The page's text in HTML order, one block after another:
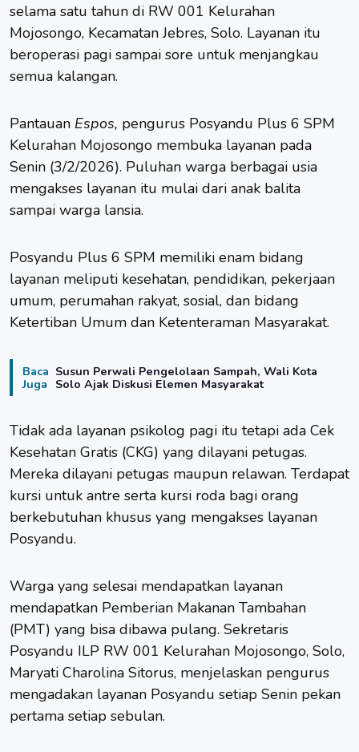
selama satu tahun di RW 001 Kelurahan
Mojosongo, Kecamatan Jebres, Solo. Layanan itu
beroperasi pagi sampai sore untuk menjangkau
semua kalangan.
Pantauan Espos, pengurus Posyandu Plus 6 SPM
Kelurahan Mojosongo membuka layanan pada
Senin (3/2/2026). Puluhan warga berbagai usia
mengakses layanan itu mulai dari anak balita
sampai warga lansia.
Posyandu Plus 6 SPM memiliki enam bidang
layanan meliputi kesehatan, pendidikan, pekerjaan
umum, perumahan rakyat, sosial, dan bidang
Ketertiban Umum dan Ketenteraman Masyarakat.
Baca
Juga
Susun Perwali Pengelolaan Sampah, Wali Kota
Solo Ajak Diskusi Elemen Masyarakat
Tidak ada layanan psikolog pagi itu tetapi ada Cek
Kesehatan Gratis (CKG) yang dilayani petugas.
Mereka dilayani petugas maupun relawan. Terdapat
kursi untuk antre serta kursi roda bagi orang
berkebutuhan khusus yang mengakses layanan
Posyandu.
Warga yang selesai mendapatkan layanan
mendapatkan Pemberian Makanan Tambahan
(PMT) yang bisa dibawa pulang. Sekretaris
Posyandu ILP RW 001 Kelurahan Mojosongo, Solo,
Maryati Charolina Sitorus, menjelaskan pengurus
mengadakan layanan Posyandu setiap Senin pekan
pertama setiap sebulan.